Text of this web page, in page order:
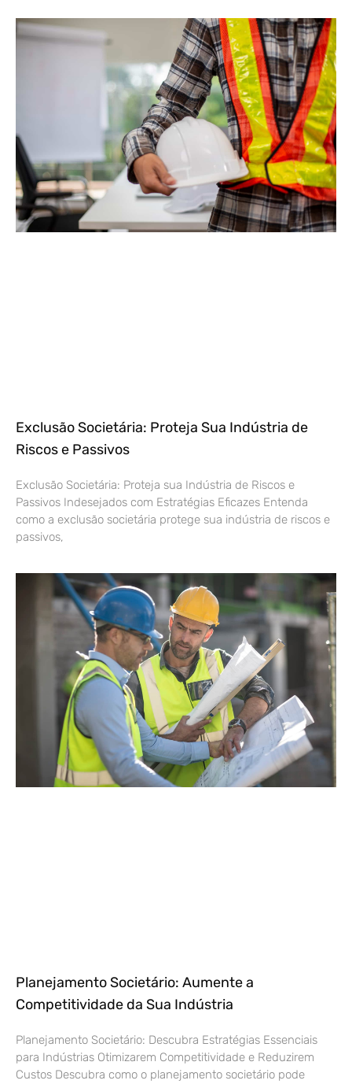
Exclusão Societária: Proteja Sua Indústria de
Riscos e Passivos
Exclusão Societária: Proteja sua Indústria de Riscos e
Passivos Indesejados com Estratégias Eficazes Entenda
como a exclusão societária protege sua indústria de riscos e
passivos,
Planejamento Societário: Aumente a
Competitividade da Sua Indústria
Planejamento Societário: Descubra Estratégias Essenciais
para Indústrias Otimizarem Competitividade e Reduzirem
Custos Descubra como o planejamento societário pode